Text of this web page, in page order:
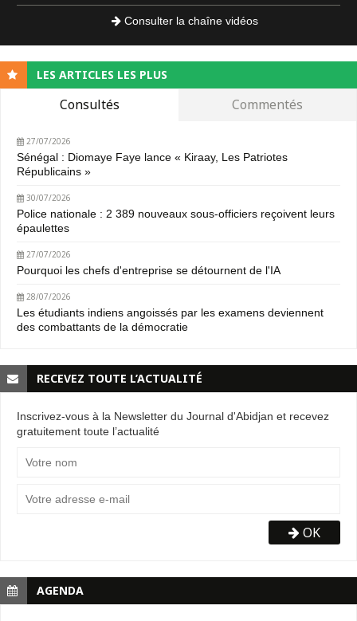
Consulter la chaîne vidéos
LES ARTICLES LES PLUS
Consultés Commentés
27/07/2026
Sénégal : Diomaye Faye lance « Kiraay, Les Patriotes
Républicains »
30/07/2026
Police nationale : 2 389 nouveaux sous-officiers reçoivent leurs
épaulettes
27/07/2026
Pourquoi les chefs d'entreprise se détournent de l'IA
28/07/2026
Les étudiants indiens angoissés par les examens deviennent
des combattants de la démocratie
RECEVEZ TOUTE L’ACTUALITÉ
Inscrivez-vous à la Newsletter du Journal d'Abidjan et recevez
gratuitement toute l’actualité
OK
AGENDA